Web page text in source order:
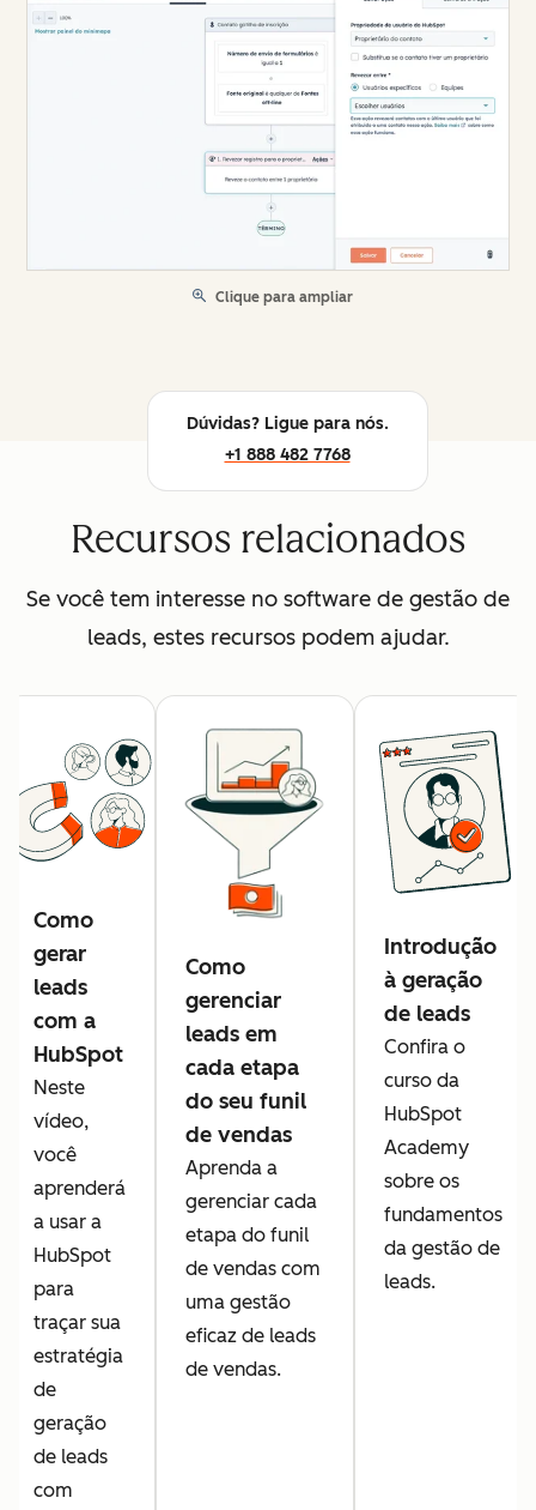
Clique para ampliar
Dúvidas? Ligue para nós.
+1 888 482 7768
Recursos relacionados
Se você tem interesse no software de gestão de
leads, estes recursos podem ajudar.
Como
gerar
leads
com a
HubSpot
Neste
vídeo,
você
aprenderá
a usar a
HubSpot
para
traçar sua
estratégia
de
geração
de leads
com
Como
gerenciar
leads em
cada etapa
do seu funil
de vendas
Aprenda a
gerenciar cada
etapa do funil
de vendas com
uma gestão
eficaz de leads
de vendas.
Introdução
à geração
de leads
Confira o
curso da
HubSpot
Academy
sobre os
fundamentos
da gestão de
leads.